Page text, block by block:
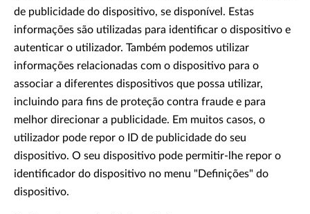
de publicidade do dispositivo, se disponível. Estas
informações são utilizadas para identificar o dispositivo e
autenticar o utilizador. Também podemos utilizar
informações relacionadas com o dispositivo para o
associar a diferentes dispositivos que possa utilizar,
incluindo para fins de proteção contra fraude e para
melhor direcionar a publicidade. Em muitos casos, o
utilizador pode repor o ID de publicidade do seu
dispositivo. O seu dispositivo pode permitir-lhe repor o
identificador do dispositivo no menu "Definições" do
dispositivo.